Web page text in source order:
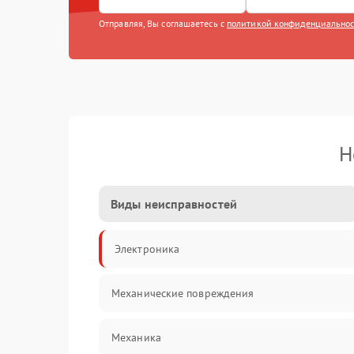
Отправляя, Вы соглашаетесь с политикой
Виды неисправностей
Электроника
Механические повреждения
Механика